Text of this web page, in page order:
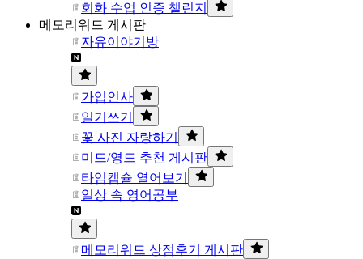
회화 수업 인증 챌린지
메모리워드 게시판
자유이야기방
가입인사
일기쓰기
꽃 사진 자랑하기
미드/영드 추천 게시판
타임캡슐 열어보기
일상 속 영어공부
메모리워드 상점후기 게시판